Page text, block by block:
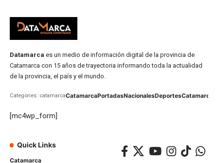
Datamarca es un medio de información digital de la provincia de
Catamarca con 15 años de trayectoria informando toda la actualidad
de la provincia, el país y el mundo.
Categories: catamarcaCatamarcaPortadasNacionalesDeportesCatamarca
[mc4wp_form]
Quick Links
Catamarca